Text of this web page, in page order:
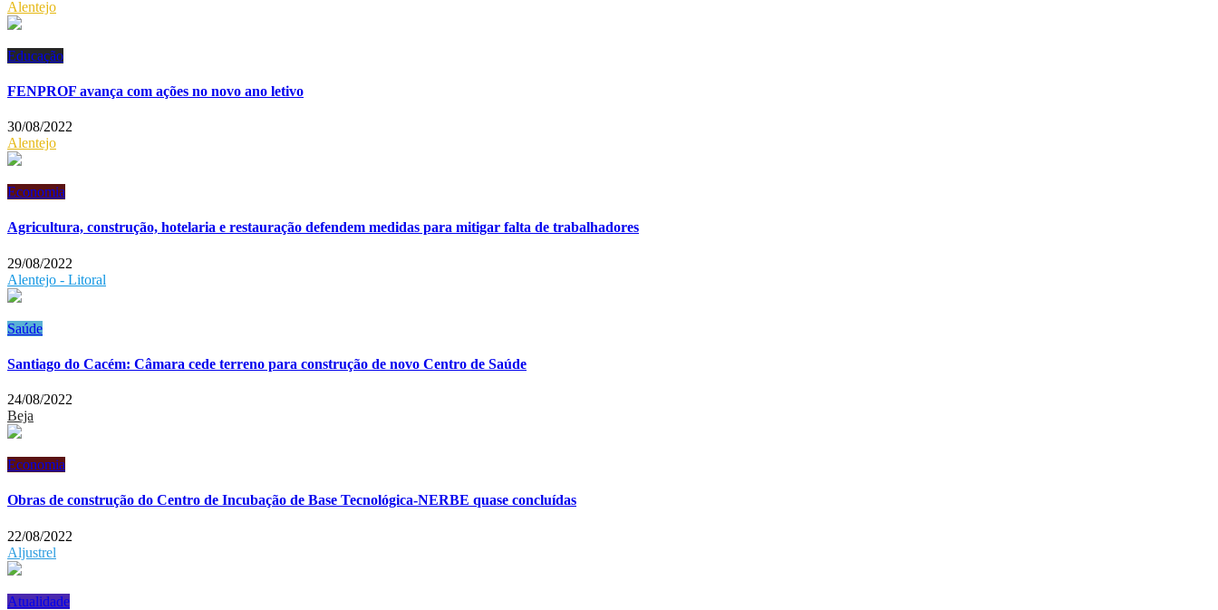
Alentejo
Educação
FENPROF avança com ações no novo ano letivo
30/08/2022
Alentejo
Economia
Agricultura, construção, hotelaria e restauração defendem medidas para mitigar falta de trabalhadores
29/08/2022
Alentejo - Litoral
Saúde
Santiago do Cacém: Câmara cede terreno para construção de novo Centro de Saúde
24/08/2022
Beja
Economia
Obras de construção do Centro de Incubação de Base Tecnológica-NERBE quase concluídas
22/08/2022
Aljustrel
Atualidade